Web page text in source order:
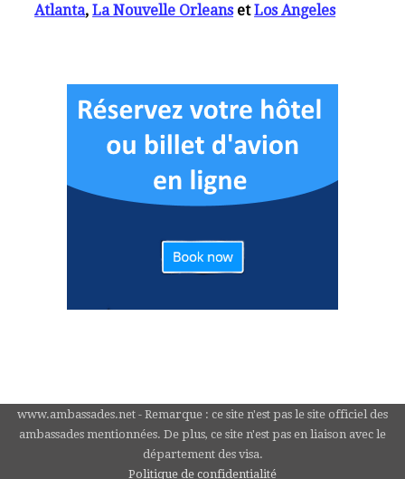
Atlanta,La Nouvelle OrleansetLos Angeles
www.ambassades.net - Remarque : ce site n'est pas le site officiel des
ambassades mentionnées. De plus, ce site n'est pas en liaison avec le
département des visa.
Politique de confidentialité